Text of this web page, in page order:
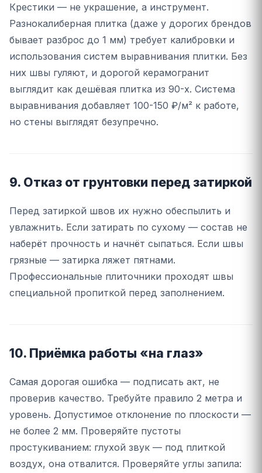
Крестики — не украшение, а инструмент.
Разнокалиберная плитка (даже у дорогих брендов
бывает разброс до 1 мм) требует калибровки и
использования систем выравнивания плитки. Без
них швы гуляют, и дорогой керамогранит
выглядит как дешёвая плитка из 90-х. Система
выравнивания добавляет 100-150 ₽/м² к работе,
но стены выглядят безупречно.
9. Отказ от грунтовки перед затиркой
Перед затиркой швов их нужно обеспылить и
увлажнить. Если затирать по сухому — состав не
наберёт прочность и начнёт сыпаться. Если швы
грязные — затирка ляжет пятнами.
Профессиональные плиточники проходят швы
специальной пропиткой перед заполнением.
10. Приёмка работы «на глаз»
Самая дорогая ошибка — подписать акт, не
проверив качество. Требуйте правило 2 метра и
уровень. Допустимое отклонение по плоскости —
не более 2 мм. Проверяйте пустоты
простукиванием: глухой звук — под плиткой
воздух, она отвалится. Проверяйте углы запила: